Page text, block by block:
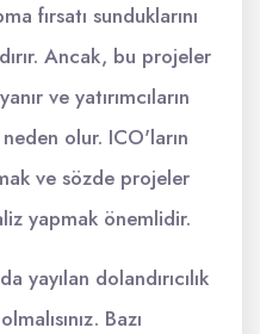
fırsatı sunduklarını
Ancak, bu projeler
ve yatırımcıların
olur. ICO'ların
ve sözde projeler
yapmak önemlidir.
yayılan dolandırıcılık
Bazı